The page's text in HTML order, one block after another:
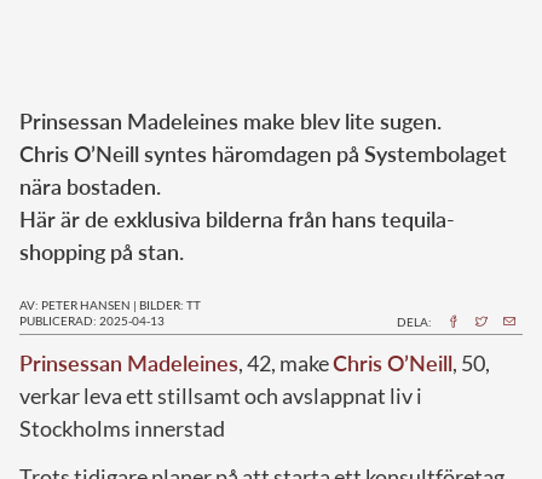
Prinsessan Madeleines make blev lite sugen.
Chris O’Neill syntes häromdagen på Systembolaget
nära bostaden.
Här är de exklusiva bilderna från hans tequila-
shopping på stan.
AV: PETER HANSEN | BILDER: TT
PUBLICERAD: 2025-04-13
DELA:
Prinsessan Madeleines, 42, makeChris O’Neill, 50,
verkar leva ett stillsamt och avslappnat liv i
Stockholms innerstad